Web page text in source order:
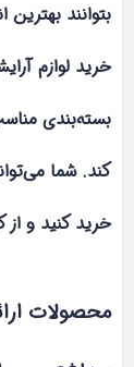
بتوانند
خرید لوازم
بسته‌بندی
کند. شما
خرید کنید و
محصولات